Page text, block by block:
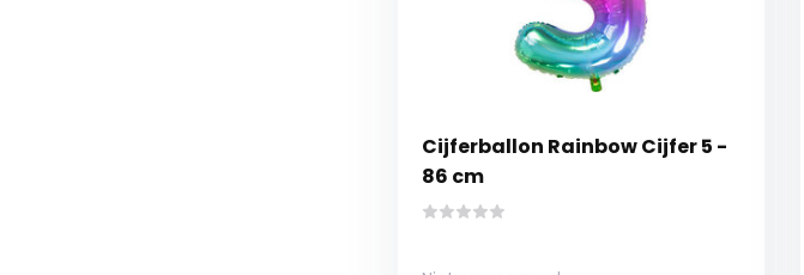
Cijferballon Rainbow Cijfer 5 -
86 cm